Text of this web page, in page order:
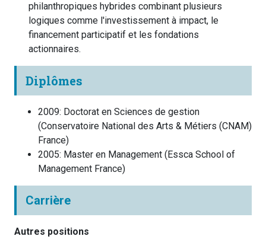
philanthropiques hybrides combinant plusieurs
logiques comme l'investissement à impact, le
financement participatif et les fondations
actionnaires.
Diplômes
2009: Doctorat en Sciences de gestion
(Conservatoire National des Arts & Métiers (CNAM)
France)
2005: Master en Management ( Essca School of
Management France)
Carrière
Autres positions